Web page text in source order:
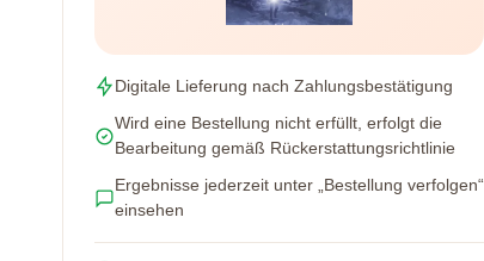
Digitale Lieferung nach Zahlungsbestätigung
Wird eine Bestellung nicht erfüllt, erfolgt die
Bearbeitung gemäß Rückerstattungsrichtlinie
Ergebnisse jederzeit unter „Bestellung verfolgen“
einsehen